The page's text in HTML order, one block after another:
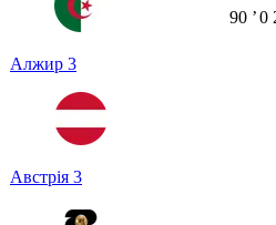
Алжир 3
Австрія 3
90 ʼ0